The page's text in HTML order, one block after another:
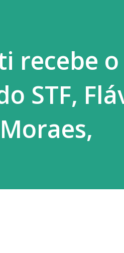
recebe o
STF,